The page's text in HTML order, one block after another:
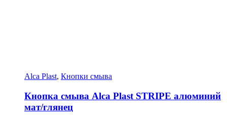
Alca Plast, Кнопки смыва
Кнопка смыва Alca Plast STRIPE алюминий
мат/глянец